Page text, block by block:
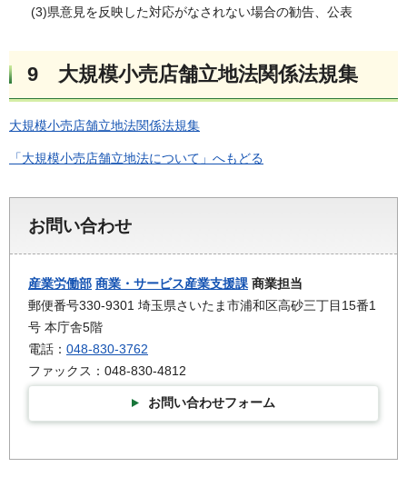
(3)県意見を反映した対応がなされない場合の勧告、公表
9 大規模小売店舗立地法関係法規集
大規模小売店舗立地法関係法規集
「大規模小売店舗立地法について」へもどる
お問い合わせ
産業労働部 商業・サービス産業支援課 商業担当
郵便番号330-9301 埼玉県さいたま市浦和区高砂三丁目15番1
号 本庁舎5階
電話： 048-830-3762
ファックス：048-830-4812
お問い合わせフォーム